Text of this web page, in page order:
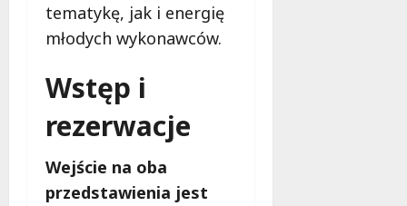
tematykę, jak i energię
młodych wykonawców.
Wstęp i
rezerwacje
Wejście na oba
przedstawienia jest